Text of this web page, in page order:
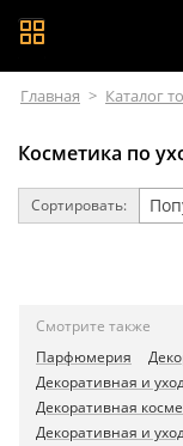
Главная > Каталог
Косметика по
Сортировать:
Смотрите также
Парфюмерия
Декоративная и
Декоративная
Декоративная и